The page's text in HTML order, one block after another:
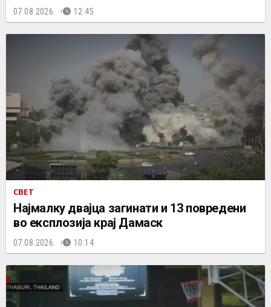
07.08.2026. 12:45
СВЕТ
Најмалку двајца загинати и 13 повредени
во експлозија крај Дамаск
07.08.2026. 10:14